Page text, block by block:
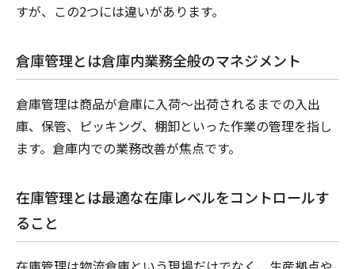
すが、この2つには違いがあります。
倉庫管理とは倉庫内業務全般のマネジメント
倉庫管理は商品が倉庫に入荷～出荷されるまでの入出
庫、保管、ピッキング、棚卸といった作業の管理を指し
ます。倉庫内での業務改善が焦点です。
在庫管理とは最適な在庫レベルをコントロールす
ること